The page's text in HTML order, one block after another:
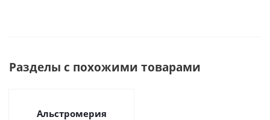
Разделы с похожими товарами
Альстромерия